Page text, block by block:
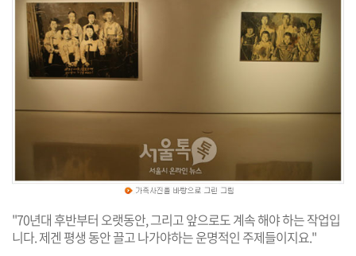
"70년대 후반부터 오랫동안, 그리고 앞으로도 계속 해야 하는 작업입
니다. 제겐 평생 동안 끌고 나가야하는 운명적인 주제들이지요."